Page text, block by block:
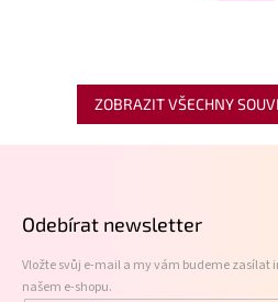
ZOBRAZIT VŠECHNY
Odebírat newsletter
Vložte svůj e-mail a my vám budeme zasílat
našem e-shopu.